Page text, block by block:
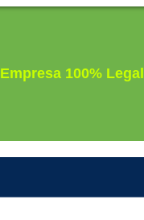
Empresa 100% Legal